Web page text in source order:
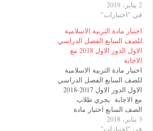
ــــــــــــــــــــــــــــــــــــــــــ
ــــــــــــــــــــــــــــــــــــــــــ
ــــــــــــــــــــــــــــــــنماذج
اختبار…
التربية الاسلامية
الفصل الدراسي
الاول الدور الاول 2018 مع
التربية الاسلامية
الفصل الدراسي
الاول الدور الاول 2017-2018
يجري طلاب
اختبار مادة
الاسلامية للفصل
الاول الدور الاول